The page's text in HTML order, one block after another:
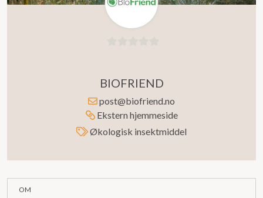
av
5
BIOFRIEND
post@biofriend.no
Ekstern hjemmeside
Økologisk insektmiddel
OM